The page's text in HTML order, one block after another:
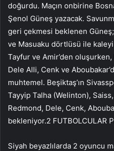
doğurdu. Maçın onbirine
Şenol Güneş yazacak.
geri çekmesi beklenen
ve Masuaku dörtlüsü ile
Tayfur ve Amir’den
Dele Alli, Cenk ve
muhtemel. Beşiktaş’ın
Tayyip Talha (Welinton),
Redmond, Dele, Cenk,
bekleniyor.2 FUTBOLCULAR
Siyah beyazlılarda 2 oyuncu